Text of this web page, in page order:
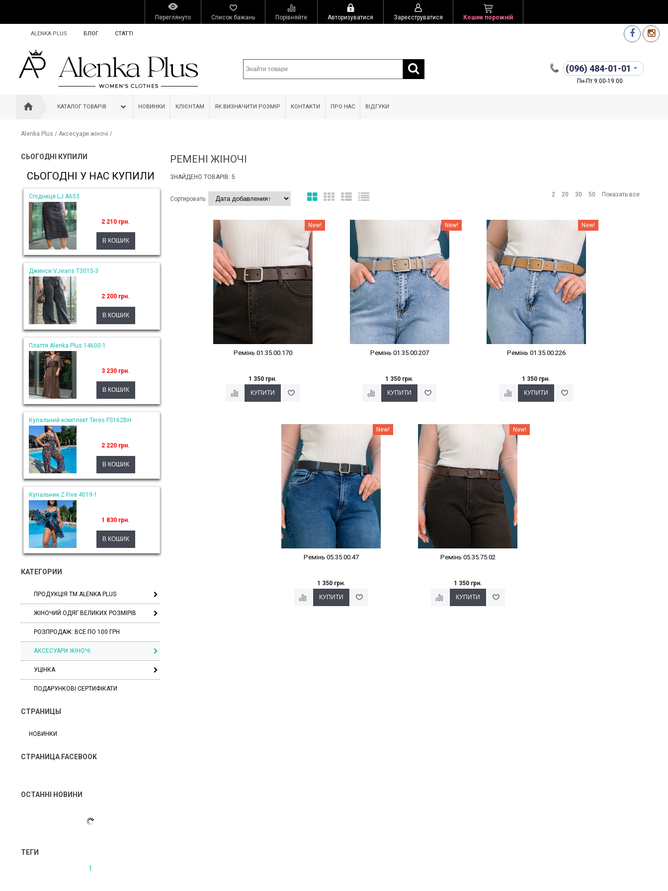
Переглянуто Список бажань Порівняйте Авторизуватися Зареєструватися Кошик порожній
ALENKA PLUS БЛОГ СТАТТІ
(096) 484-01-01
Пн-Пт 9:00-19:00
КАТАЛОГ ТОВАРІВ НОВИНКИ КЛІЄНТАМ ЯК ВИЗНАЧИТИ РОЗМІР КОНТАКТИ ПРО НАС ВІДГУКИ
Alenka Plus / Аксесуари жіночі /
СЬОГОДНІ КУПИЛИ
СЬОГОДНІ У НАС КУПИЛИ
Спідниця LJ A653
2 210 грн.
Джинси VJeans T3015-3
2 200 грн.
Плаття Alenka Plus 14600-1
3 230 грн.
Купальний комплект Teres FS162BH
2 220 грн.
Купальник Z.Five 4019-1
1 830 грн.
КАТЕГОРИИ
ПРОДУКЦІЯ ТМ ALENKA PLUS
ЖІНОЧИЙ ОДЯГ ВЕЛИКИХ РОЗМІРІВ
РОЗПРОДАЖ: ВСЕ ПО 100 ГРН
АКСЕСУАРИ ЖІНОЧІ
УЦІНКА
ПОДАРУНКОВІ СЕРТИФІКАТИ
СТРАНИЦЫ
НОВИНКИ
СТРАНИЦА FACEBOOK
ОСТАННІ НОВИНИ
ТЕГИ
1
РЕМЕНІ ЖІНОЧІ
ЗНАЙДЕНО ТОВАРІВ: 5
Сортировать:
2 20 30 50 Показать все
New!
Ремінь 01.35.00.170
1 350 грн.
New!
Ремінь 01.35.00.207
1 350 грн.
Наклейки Варіант з % New!
Ремінь 01.35.00.226
1 350 грн.
Наклейки Варіант з % New!
Ремінь 05.35.00.47
1 350 грн.
Наклейки Варіант з % New!
Ремінь 05.35.75.02
1 350 грн.